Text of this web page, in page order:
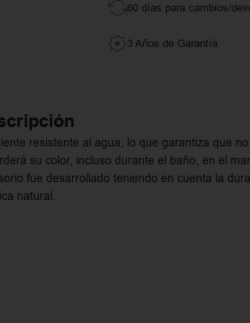
60 días para cambios/
3 Años de Garantía
resistente al agua, lo que garantiza que
su color, incluso durante el baño, en el
fue desarrollado teniendo en cuenta la
natural.